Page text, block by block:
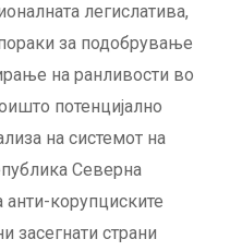
легислатива,
за подобрување
на ранливости во
потенцијално
на системот на
Северна
анти-корупциските
засегнати страни